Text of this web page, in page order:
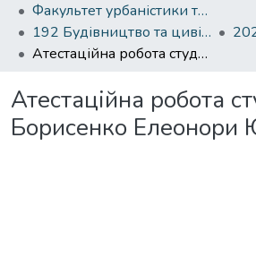
Факультет урбаністики та просторового планування
192 Будівництво та цивільна інженерія. Міське будівництво та господарство
Атестаційна робота студентки Борисенко Елеонори Юр’ївни
Атестаційна робота
Борисенко Елеонори